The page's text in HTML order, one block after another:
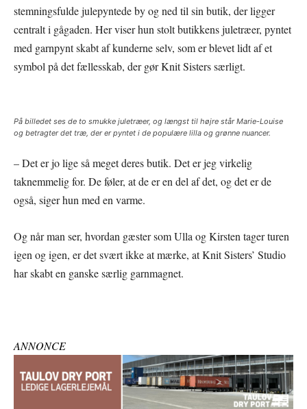
stemningsfulde julepyntede by og ned til sin butik, der ligger
centralt i gågaden. Her viser hun stolt butikkens juletræer, pyntet
med garnpynt skabt af kunderne selv, som er blevet lidt af et
symbol på det fællesskab, der gør Knit Sisters særligt.
På billedet ses de to smukke juletræer, og længst til højre står Marie-Louise
og betragter det træ, der er pyntet i de populære lilla og grønne nuancer.
– Det er jo lige så meget deres butik. Det er jeg virkelig
taknemmelig for. De føler, at de er en del af det, og det er de
også, siger hun med en varme.
Og når man ser, hvordan gæster som Ulla og Kirsten tager turen
igen og igen, er det svært ikke at mærke, at Knit Sisters’ Studio
har skabt en ganske særlig garnmagnet.
ANNONCE